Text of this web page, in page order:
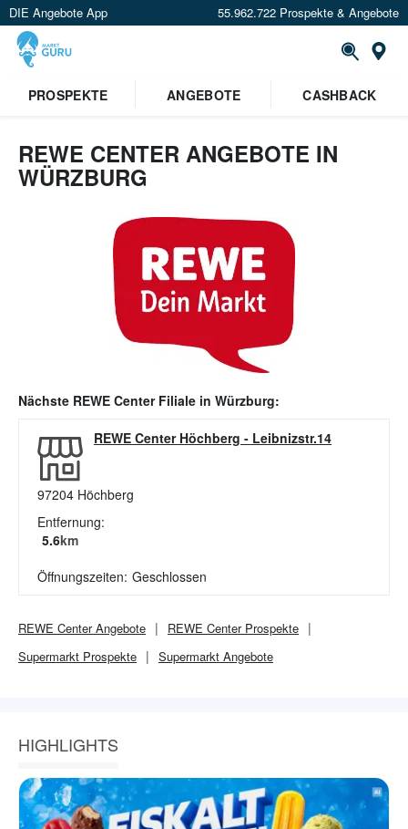
DIE Angebote App 55.962.722 Prospekte & Angebote
PROSPEKTE
ANGEBOTE CASHBACK
REWE CENTER ANGEBOTE IN
WÜRZBURG
Nächste REWE CenterFiliale in Würzburg:
REWE Center Höchberg - Leibnizstr.14
97204 Höchberg
Entfernung:
5.6km
Öffnungszeiten: Geschlossen
REWE CenterAngebote REWE CenterProspekte
Supermarkt Prospekte Supermarkt Angebote
HIGHLIGHTS